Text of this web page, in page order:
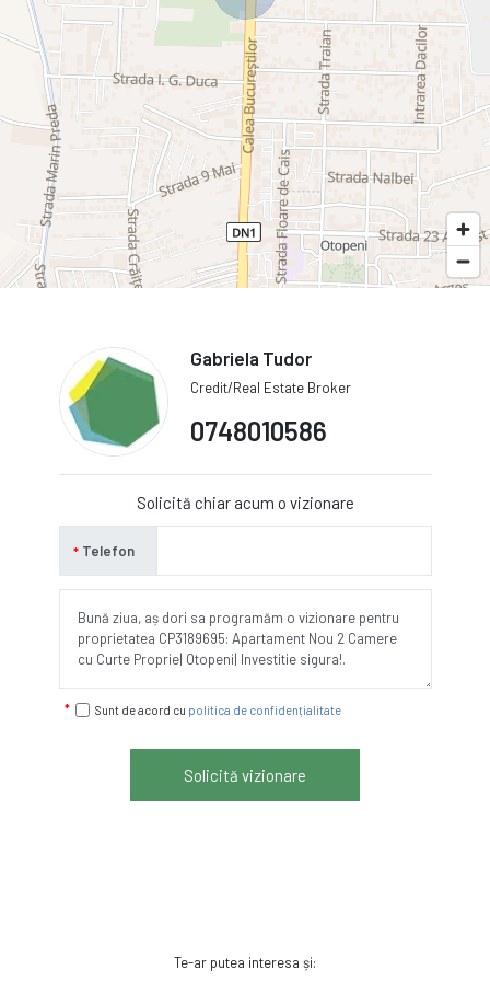
Gabriela Tudor
Credit/Real Estate Broker
0748010586
Solicită chiar acum o vizionare
Telefon
Sunt de acord cu politica de confidențialitate
Solicită vizionare
Te-ar putea interesa și: